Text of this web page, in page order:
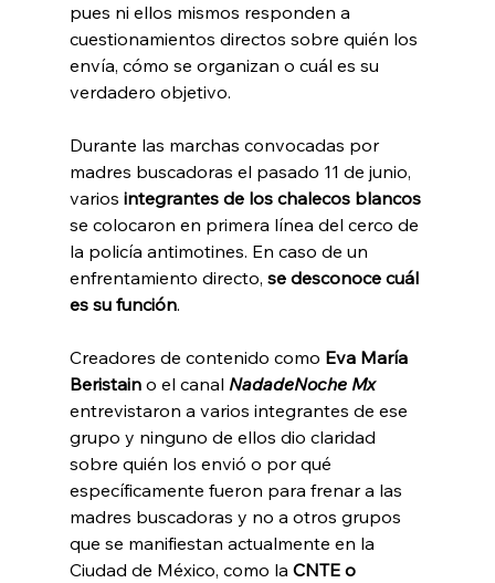
pues ni ellos mismos responden a
cuestionamientos directos sobre quién los
envía, cómo se organizan o cuál es su
verdadero objetivo.
Durante las marchas convocadas por
madres buscadoras el pasado 11 de junio,
varios integrantes de los chalecos blancos
se colocaron en primera línea del cerco de
la policía antimotines. En caso de un
enfrentamiento directo, se desconoce cuál
es su función.
Creadores de contenido como Eva María
Beristain o el canal NadadeNoche Mx
entrevistaron a varios integrantes de ese
grupo y ninguno de ellos dio claridad
sobre quién los envió o por qué
específicamente fueron para frenar a las
madres buscadoras y no a otros grupos
que se manifiestan actualmente en la
Ciudad de México, como la CNTE o